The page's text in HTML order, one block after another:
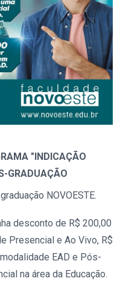
"INDICAÇÃO
GRADUAÇÃO
NOVOESTE.
desconto de R$ 200,00
Presencial e Ao Vivo, R$
EAD e Pós-
na área da Educação.